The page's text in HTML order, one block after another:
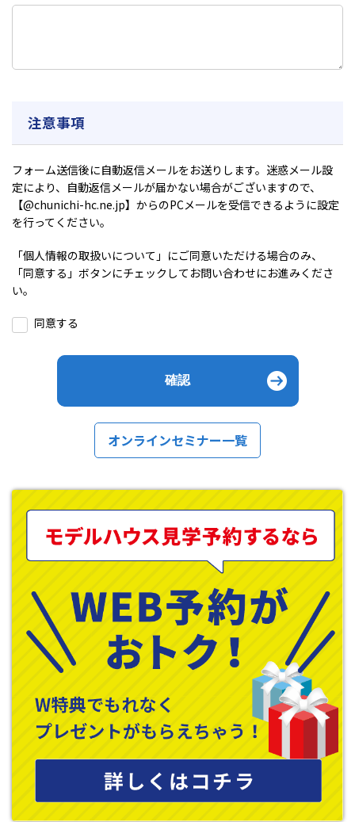
注意事項
フォーム送信後に自動返信メールをお送りします。迷惑メール設
定により、自動返信メールが届かない場合がございますので、
【@chunichi-hc.ne.jp】からのPCメールを受信できるように設定
を行ってください。
「個人情報の取扱いについて 」にご同意いただける場合のみ、
「同意する」ボタンにチェックしてお問い合わせにお進みくださ
い。
同意する
オンラインセミナー一覧